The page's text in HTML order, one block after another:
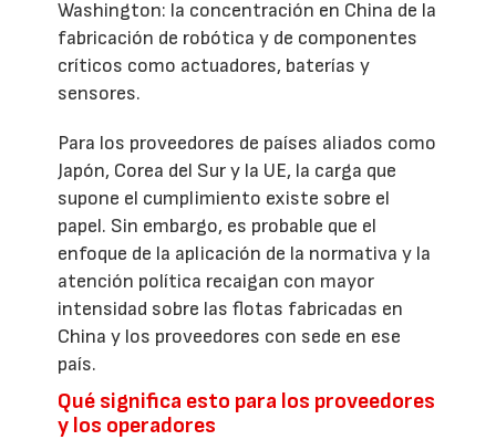
Washington: la concentración en China de la
fabricación de robótica y de componentes
críticos como actuadores, baterías y
sensores.
Para los proveedores de países aliados como
Japón, Corea del Sur y la UE, la carga que
supone el cumplimiento existe sobre el
papel. Sin embargo, es probable que el
enfoque de la aplicación de la normativa y la
atención política recaigan con mayor
intensidad sobre las flotas fabricadas en
China y los proveedores con sede en ese
país.
Qué significa esto para los proveedores
y los operadores